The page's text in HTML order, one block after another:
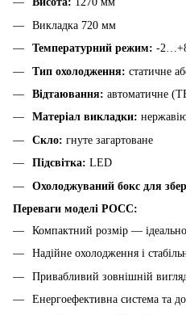
Викладка 720 мм
Температурний режим: -
Тип охолодження: статичне
Відтаювання: автоматичне
Матеріал викладки:
Скло: гнуте загартоване
Підсвітка: LED
Охолоджуваний бокс для
Переваги моделі РОСС:
Компактний розмір —
Надійне охолодження і
Привабливий зовнішній вигляд
Енергоефективна система та